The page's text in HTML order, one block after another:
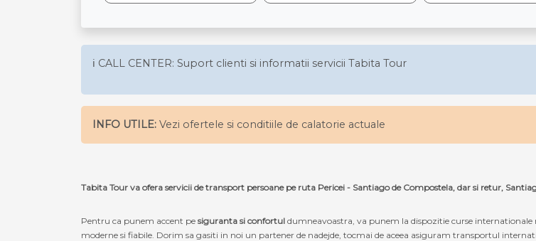
ℹ️ CALL CENTER: Suport clienti si informatii servicii Tabita Tour
INFO UTILE: Vezi ofertele si conditiile de calatorie actuale
Tabita Tour va ofera servicii de transport persoane pe ruta Pericei - Santiago de Compostela, dar si retur,
Pentru ca punem accent pe siguranta si confortul dumneavoastra, va punem la dispozitie curse
moderne si fiabile. Dorim sa gasiti in noi un partener de nadejde, tocmai de aceea asiguram transportul